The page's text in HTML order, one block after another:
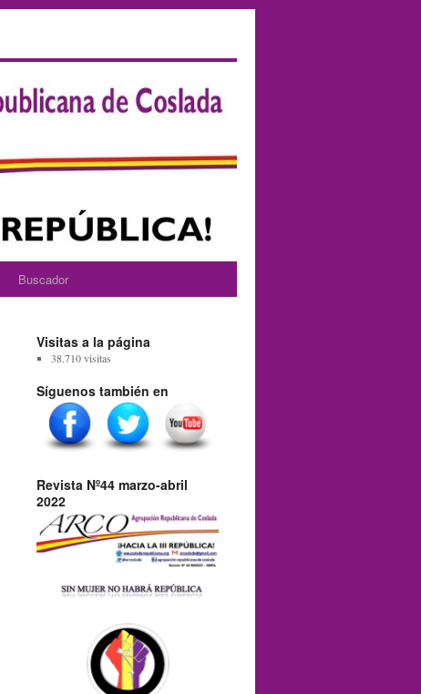
Buscador
Visitas a la página
38.710 visitas
Síguenos también en
Revista Nº44 marzo-abril
2022